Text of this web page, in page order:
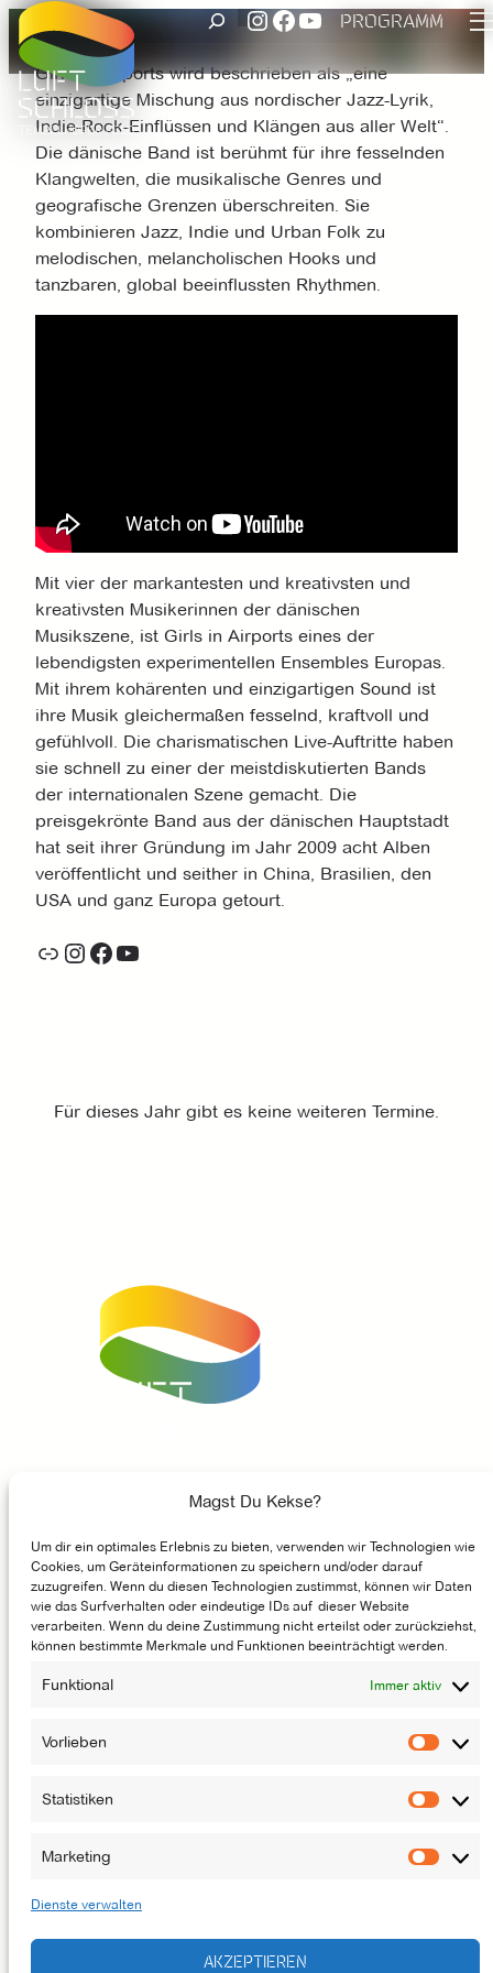
Magst Du Kekse?
Um dir ein optimales Erlebnis zu bieten, verwenden wir Technologien wie
Cookies, um Geräteinformationen zu speichern und/oder darauf
zuzugreifen. Wenn du diesen Technologien zustimmst, können wir Daten
wie das Surfverhalten oder eindeutige IDs auf dieser Website
verarbeiten. Wenn du deine Zustimmung nicht erteilst oder zurückziehst,
können bestimmte Merkmale und Funktionen beeinträchtigt werden.
Funktional Immer aktiv
Vorlieben
Statistiken
Marketing
Dienste verwalten
AKZEPTIEREN
Zum
Inhalt
springen
SUCHEN UNSER INSTAGRAM ACCOUNT
FACEBOOK
UNSER YOUTUBE-KANALPROGRAMM
Girls in Airports wird beschrieben als „eine
einzigartige Mischung aus nordischer Jazz-Lyrik,
Indie-Rock-Einflüssen und Klängen aus aller Welt“.
Die dänische Band ist berühmt für ihre fesselnden
Klangwelten, die musikalische Genres und
geografische Grenzen überschreiten. Sie
kombinieren Jazz, Indie und Urban Folk zu
melodischen, melancholischen Hooks und
tanzbaren, global beeinflussten Rhythmen.
Mit vier der markantesten und kreativsten und
kreativsten Musikerinnen der dänischen
Musikszene, ist Girls in Airports eines der
lebendigsten experimentellen Ensembles Europas.
Mit ihrem kohärenten und einzigartigen Sound ist
ihre Musik gleichermaßen fesselnd, kraftvoll und
gefühlvoll. Die charismatischen Live-Auftritte haben
sie schnell zu einer der meistdiskutierten Bands
der internationalen Szene gemacht. Die
preisgekrönte Band aus der dänischen Hauptstadt
hat seit ihrer Gründung im Jahr 2009 acht Alben
veröffentlicht und seither in China, Brasilien, den
USA und ganz Europa getourt.
LinkInstagram
Facebook
YouTube
Für dieses Jahr gibt es keine weiteren Termine.
Unser Youtube-Kanal
GASTRONOMIE
MÖGLICHMACHER
ENTSTEHUNGSGESCHICHTE
KONTAKT